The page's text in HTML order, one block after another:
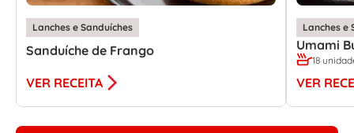
Lanches e Sanduíches
Sanduíche de Frango
VER RECEITA
Lanches e
Umami
18
VER